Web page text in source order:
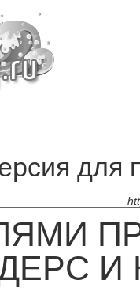
для
И